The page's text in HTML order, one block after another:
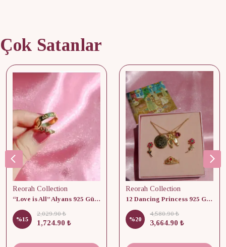
Çok Satanlar
Reorah Collection
“Love is All” Alyans 925 Gümüş - Medium Beden
%15
2,029.90 ₺
1,724.90 ₺
Reorah Collection
12 Dancing Princess 925 Gümüş/ Kolye, Küpe ve Yüzük Set
%20
4,580.90 ₺
3,664.90 ₺